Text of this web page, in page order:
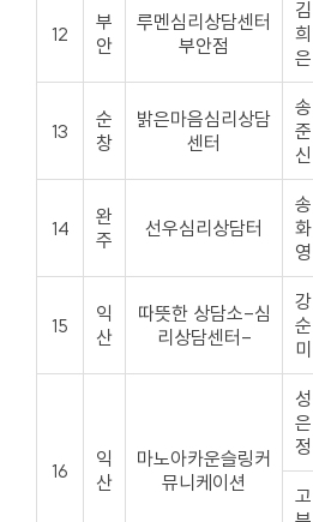
12
부
안
루멘심리상담센터
부안점
김
희
은
13
순
창
밝은마음심리상담
센터
송
준
신
14
완
주
선우심리상담터
송
화
영
15
익
산
따뜻한 상담소-심
리상담센터-
강
순
미
16
익
산
마노아카운슬링커
뮤니케이션
성
은
정
고